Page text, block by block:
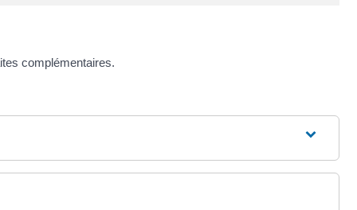
complémentaires.